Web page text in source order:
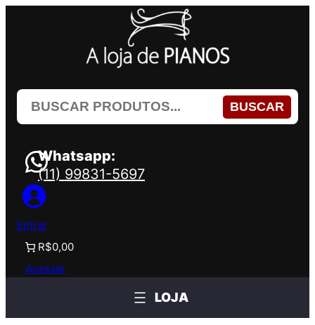
BUSCAR
Whatsapp:
(11) 99831-5697
Entrar
R$0,00
Acessar